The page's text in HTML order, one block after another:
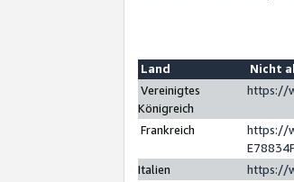
Land
Nicht
Vereinigtes
Königreich
https://
Frankreich
https://
Italien
https://